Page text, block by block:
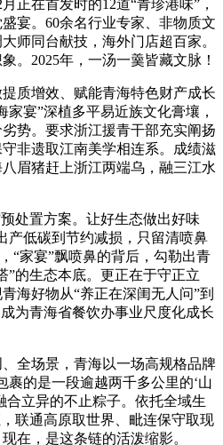
正在首发时的12道“青珍港味”，
宴。60余名行业专家、非物质文
师同台献技，海外门店超百家。
。2025年，一汤一羹皆藏文脉！
增效、赋能青海特色财产成长
宴”深植多平易近族文化膏壤，
势。要求浙江援青干部充实阐扬
非遗取江南美学相连系。成绩滋
眉猪赶上浙江两端乌，融三江水
置方案。让好生态做出好味
产低碳到节约减损，只留清喷鼻
“家宴”飘喷鼻的背后，勾勒出青
”的生态本底。更正在于守正立
海好物从“养正在深闺无人问”到
为青海省餐饮办事业尺度化成长
场景，青海以一场高规格品牌
裹的是一段逾越两千多公里的‘山
立异的不止粽子。依托全域生
联通高原取世界、毗连保守取现
在，是这条链的活泼缩影。